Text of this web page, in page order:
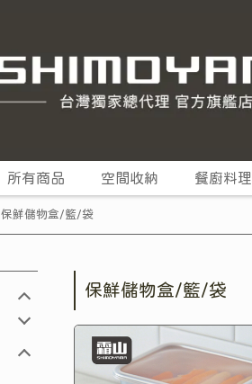
所有商品 空間收納 餐廚料理
保鮮儲物盒/籃/袋
保鮮儲物盒/籃/袋